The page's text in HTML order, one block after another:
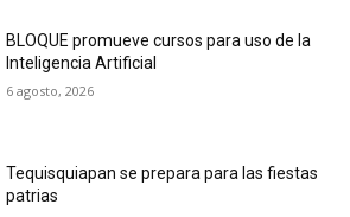
BLOQUE promueve cursos para uso de la
Inteligencia Artificial
6 agosto, 2026
Tequisquiapan se prepara para las fiestas
patrias